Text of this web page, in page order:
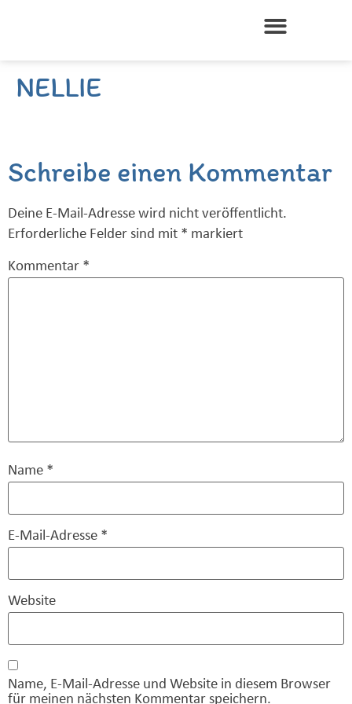
NELLIE
Schreibe einen Kommentar
Deine E-Mail-Adresse wird nicht veröffentlicht.
Erforderliche Felder sind mit * markiert
Kommentar *
Name *
E-Mail-Adresse *
Website
Name, E-Mail-Adresse und Website in diesem Browser
für meinen nächsten Kommentar speichern.